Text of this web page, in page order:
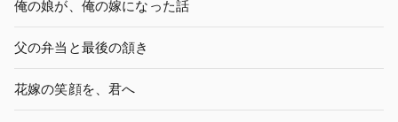
俺の娘が、俺の嫁になった話
父の弁当と最後の頷き
花嫁の笑顔を、君へ